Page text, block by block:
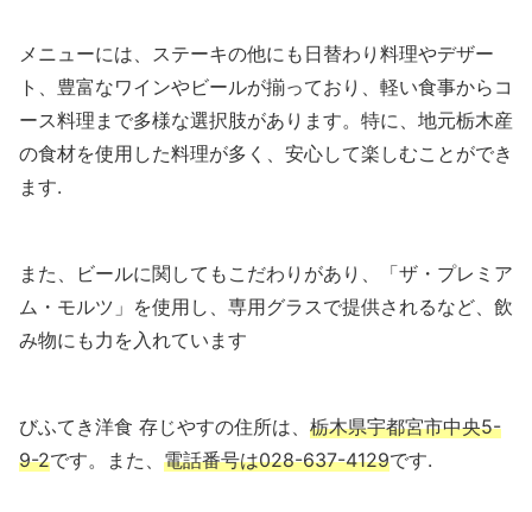
メニューには、ステーキの他にも日替わり料理やデザー
ト、豊富なワインやビールが揃っており、軽い食事からコ
ース料理まで多様な選択肢があります。特に、地元栃木産
の食材を使用した料理が多く、安心して楽しむことができ
ます.
また、ビールに関してもこだわりがあり、「ザ・プレミア
ム・モルツ」を使用し、専用グラスで提供されるなど、飲
み物にも力を入れています
びふてき洋食 存じやすの住所は、 栃木県宇都宮市中央5-
9-2です。また、 電話番号は028-637-4129です.